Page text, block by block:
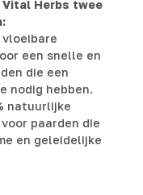
Herbs twee
vloeibare
een snelle en
die een
nodig hebben.
natuurlijke
paarden die
en geleidelijke